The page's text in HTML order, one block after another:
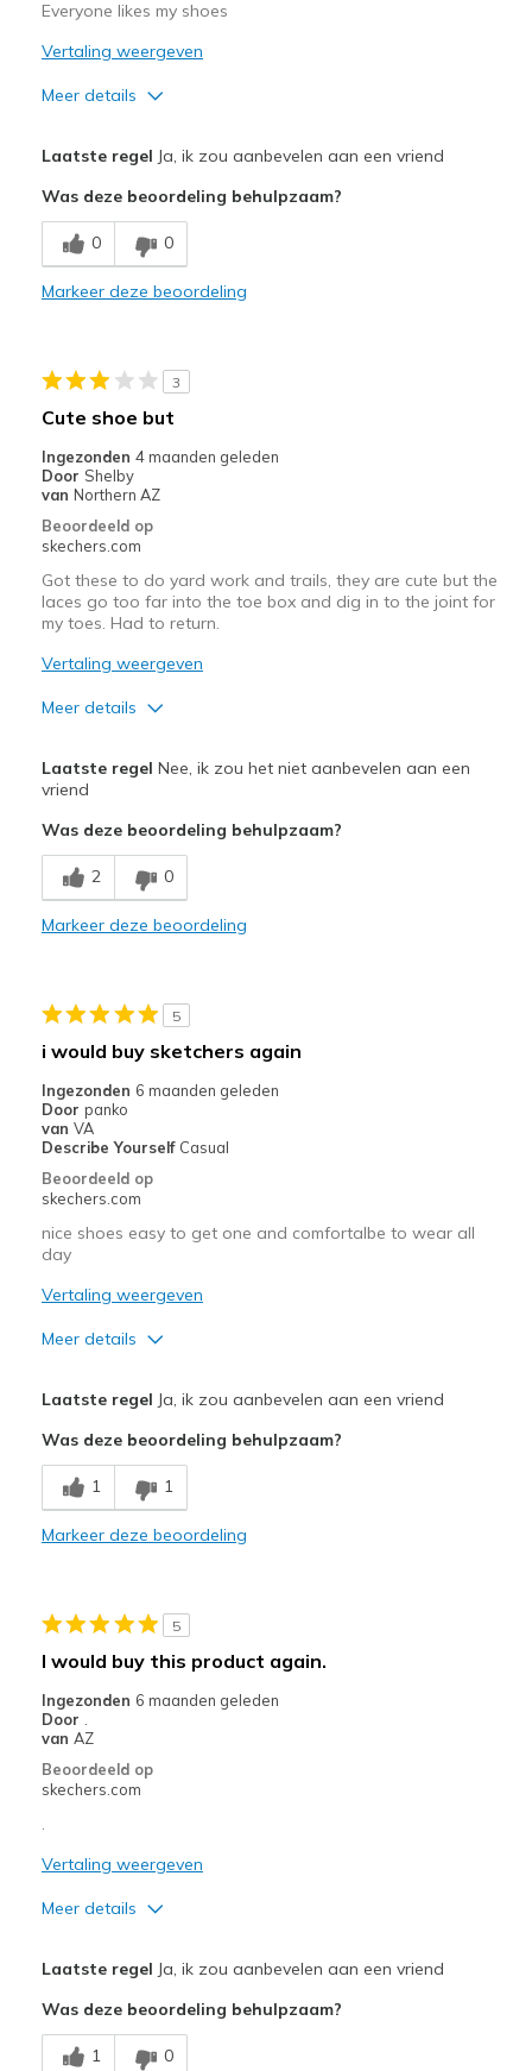
bezoeken.
Everyone likes my shoes
Vertaling weergeven
Meer details
Breathe Well
Comfortable
Good quality
Width
Feels true to width
Sizing
View On Shoes
Laatste regel Ja, ik zou aanbevelen aan een vriend
Was deze beoordeling behulpzaam?
0 0
Markeer deze beoordeling
3
Cute shoe but
Ingezonden 4 maanden geleden
Door Shelby
van Northern AZ
Beoordeeld op
skechers.com
Got these to do yard work and trails, they are cute but the
laces go too far into the toe box and dig in to the joint for
my toes. Had to return.
Vertaling weergeven
Meer details
Attractive Design
View On Shoes Shoes are for Wearing
Laatste regel Nee, ik zou het niet aanbevelen aan een
vriend
Was deze beoordeling behulpzaam?
2 0
Markeer deze beoordeling
5
i would buy sketchers again
Ingezonden 6 maanden geleden
Door panko
van VA
Describe Yourself Casual
Beoordeeld op
skechers.com
nice shoes easy to get one and comfortalbe to wear all
day
Vertaling weergeven
Meer details
Comfortable
Durable
Feels true to size
View On Shoes
Shoes are for Wearing
Laatste regel Ja, ik zou aanbevelen aan een vriend
Was deze beoordeling behulpzaam?
1 1
Markeer deze beoordeling
5
I would buy this product again.
Ingezonden 6 maanden geleden
Door
van AZ
Beoordeeld op
skechers.com
Vertaling weergeven
Meer details
Comfortable
Laatste regel Ja, ik zou aanbevelen aan een vriend
Was deze beoordeling behulpzaam?
1 0